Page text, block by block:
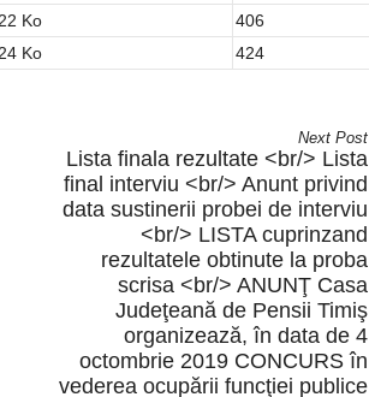
Ko
406
Ko 424
Next Post
Lista finala rezultate <br/> Lista
final interviu <br/> Anunt privind
data sustinerii probei de interviu
<br/> LISTA cuprinzand
rezultatele obtinute la proba
scrisa <br/> ANUNŢ Casa
Judeţeană de Pensii Timiş
organizează, în data de 4
octombrie 2019 CONCURS în
vederea ocupării funcţiei publice